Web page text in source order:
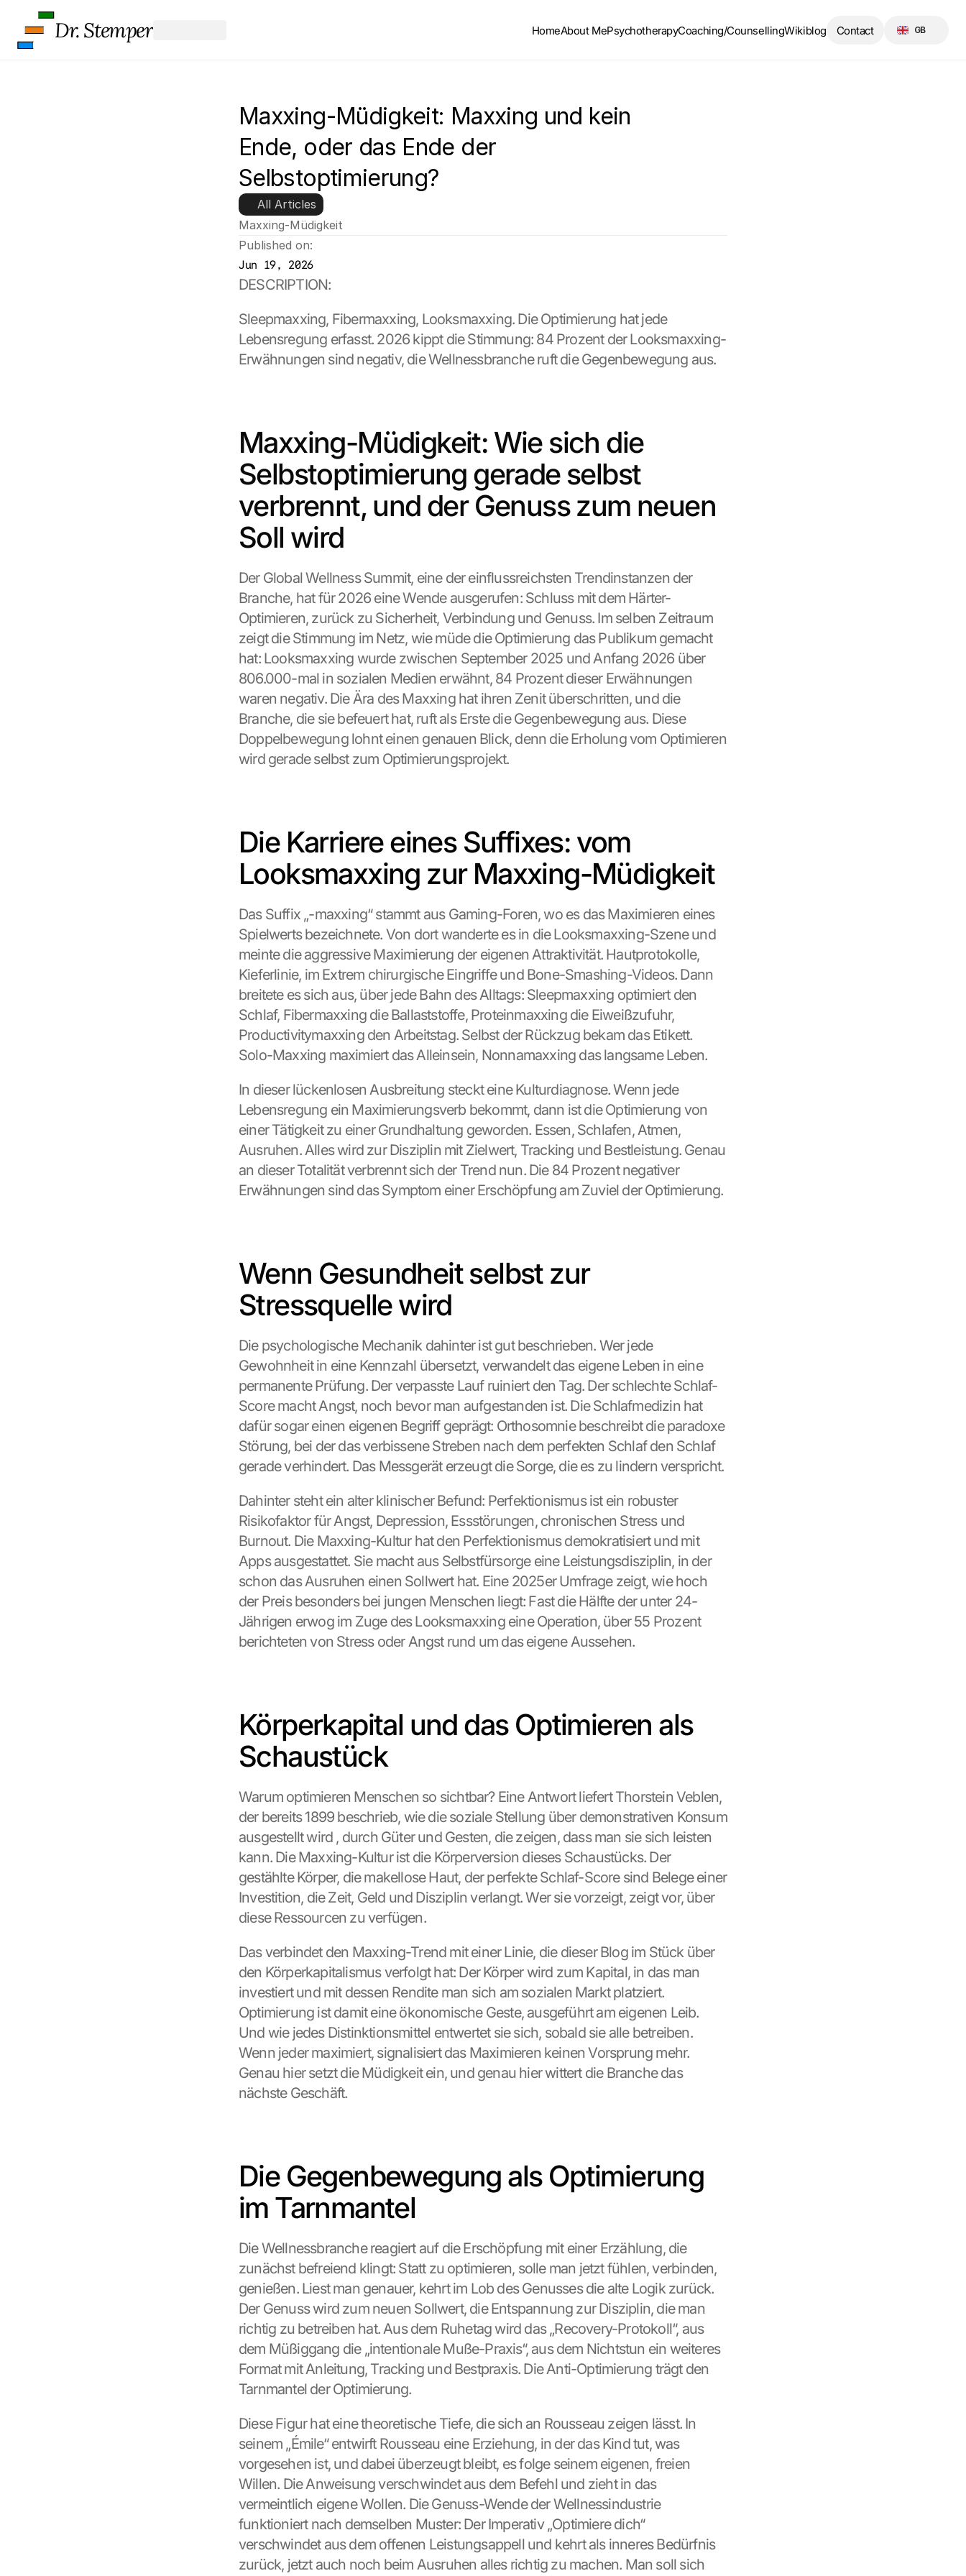
Maxxing-Müdigkeit: Maxxing und kein
Ende, oder das Ende der
Selbstoptimierung?
All Articles
Maxxing-Müdigkeit
Published on:
Jun 19, 2026
DESCRIPTION:
Sleepmaxxing, Fibermaxxing, Looksmaxxing. Die Optimierung hat jede
Lebensregung erfasst. 2026 kippt die Stimmung: 84 Prozent der Looksmaxxing-
Erwähnungen sind negativ, die Wellnessbranche ruft die Gegenbewegung aus.
Maxxing-Müdigkeit: Wie sich die
Selbstoptimierung gerade selbst
verbrennt, und der Genuss zum neuen
Soll wird
Der Global Wellness Summit, eine der einflussreichsten Trendinstanzen der
Branche, hat für 2026 eine Wende ausgerufen: Schluss mit dem Härter-
Optimieren, zurück zu Sicherheit, Verbindung und Genuss. Im selben Zeitraum
zeigt die Stimmung im Netz, wie müde die Optimierung das Publikum gemacht
hat: Looksmaxxing wurde zwischen September 2025 und Anfang 2026 über
806.000-mal in sozialen Medien erwähnt, 84 Prozent dieser Erwähnungen
waren negativ. Die Ära des Maxxing hat ihren Zenit überschritten, und die
Branche, die sie befeuert hat, ruft als Erste die Gegenbewegung aus. Diese
Doppelbewegung lohnt einen genauen Blick, denn die Erholung vom Optimieren
wird gerade selbst zum Optimierungsprojekt.
Die Karriere eines Suffixes: vom
Looksmaxxing zur Maxxing-Müdigkeit
Das Suffix „-maxxing“ stammt aus Gaming-Foren, wo es das Maximieren eines
Spielwerts bezeichnete. Von dort wanderte es in die Looksmaxxing-Szene und
meinte die aggressive Maximierung der eigenen Attraktivität. Hautprotokolle,
Kieferlinie, im Extrem chirurgische Eingriffe und Bone-Smashing-Videos. Dann
breitete es sich aus, über jede Bahn des Alltags: Sleepmaxxing optimiert den
Schlaf, Fibermaxxing die Ballaststoffe, Proteinmaxxing die Eiweißzufuhr,
Productivitymaxxing den Arbeitstag. Selbst der Rückzug bekam das Etikett.
Solo-Maxxing maximiert das Alleinsein, Nonnamaxxing das langsame Leben.
In dieser lückenlosen Ausbreitung steckt eine Kulturdiagnose. Wenn jede
Lebensregung ein Maximierungsverb bekommt, dann ist die Optimierung von
einer Tätigkeit zu einer Grundhaltung geworden. Essen, Schlafen, Atmen,
Ausruhen. Alles wird zur Disziplin mit Zielwert, Tracking und Bestleistung. Genau
an dieser Totalität verbrennt sich der Trend nun. Die 84 Prozent negativer
Erwähnungen sind das Symptom einer Erschöpfung am Zuviel der Optimierung.
Wenn Gesundheit selbst zur
Stressquelle wird
Die psychologische Mechanik dahinter ist gut beschrieben. Wer jede
Gewohnheit in eine Kennzahl übersetzt, verwandelt das eigene Leben in eine
permanente Prüfung. Der verpasste Lauf ruiniert den Tag. Der schlechte Schlaf-
Score macht Angst, noch bevor man aufgestanden ist. Die Schlafmedizin hat
dafür sogar einen eigenen Begriff geprägt: Orthosomnie beschreibt die paradoxe
Störung, bei der das verbissene Streben nach dem perfekten Schlaf den Schlaf
gerade verhindert. Das Messgerät erzeugt die Sorge, die es zu lindern verspricht.
Dahinter steht ein alter klinischer Befund: Perfektionismus ist ein robuster
Risikofaktor für Angst, Depression, Essstörungen, chronischen Stress und
Burnout. Die Maxxing-Kultur hat den Perfektionismus demokratisiert und mit
Apps ausgestattet. Sie macht aus Selbstfürsorge eine Leistungsdisziplin, in der
schon das Ausruhen einen Sollwert hat. Eine 2025er Umfrage zeigt, wie hoch
der Preis besonders bei jungen Menschen liegt: Fast die Hälfte der unter 24-
Jährigen erwog im Zuge des Looksmaxxing eine Operation, über 55 Prozent
berichteten von Stress oder Angst rund um das eigene Aussehen.
Körperkapital und das Optimieren als
Schaustück
Warum optimieren Menschen so sichtbar? Eine Antwort liefert Thorstein Veblen,
der bereits 1899 beschrieb, wie die soziale Stellung über demonstrativen Konsum
ausgestellt wird , durch Güter und Gesten, die zeigen, dass man sie sich leisten
kann. Die Maxxing-Kultur ist die Körperversion dieses Schaustücks. Der
gestählte Körper, die makellose Haut, der perfekte Schlaf-Score sind Belege einer
Investition, die Zeit, Geld und Disziplin verlangt. Wer sie vorzeigt, zeigt vor, über
diese Ressourcen zu verfügen.
Das verbindet den Maxxing-Trend mit einer Linie, die dieser Blog im Stück über
den Körperkapitalismus verfolgt hat: Der Körper wird zum Kapital, in das man
investiert und mit dessen Rendite man sich am sozialen Markt platziert.
Optimierung ist damit eine ökonomische Geste, ausgeführt am eigenen Leib.
Und wie jedes Distinktionsmittel entwertet sie sich, sobald sie alle betreiben.
Wenn jeder maximiert, signalisiert das Maximieren keinen Vorsprung mehr.
Genau hier setzt die Müdigkeit ein, und genau hier wittert die Branche das
nächste Geschäft.
Die Gegenbewegung als Optimierung
im Tarnmantel
Die Wellnessbranche reagiert auf die Erschöpfung mit einer Erzählung, die
zunächst befreiend klingt: Statt zu optimieren, solle man jetzt fühlen, verbinden,
genießen. Liest man genauer, kehrt im Lob des Genusses die alte Logik zurück.
Der Genuss wird zum neuen Sollwert, die Entspannung zur Disziplin, die man
richtig zu betreiben hat. Aus dem Ruhetag wird das „Recovery-Protokoll“, aus
dem Müßiggang die „intentionale Muße-Praxis“, aus dem Nichtstun ein weiteres
Format mit Anleitung, Tracking und Bestpraxis. Die Anti-Optimierung trägt den
Tarnmantel der Optimierung.
Diese Figur hat eine theoretische Tiefe, die sich an Rousseau zeigen lässt. In
seinem „Émile“ entwirft Rousseau eine Erziehung, in der das Kind tut, was
vorgesehen ist, und dabei überzeugt bleibt, es folge seinem eigenen, freien
Willen. Die Anweisung verschwindet aus dem Befehl und zieht in das
vermeintlich eigene Wollen. Die Genuss-Wende der Wellnessindustrie
funktioniert nach demselben Muster: Der Imperativ „Optimiere dich“
verschwindet aus dem offenen Leistungsappell und kehrt als inneres Bedürfnis
zurück, jetzt auch noch beim Ausruhen alles richtig zu machen. Man soll sich
Dr. Stemper HomeAbout MePsychotherapyCoaching/CounsellingWikiblog Contact GB
L
o
a
d
G
o
o
g
l
M
p
s
y
c
l
c